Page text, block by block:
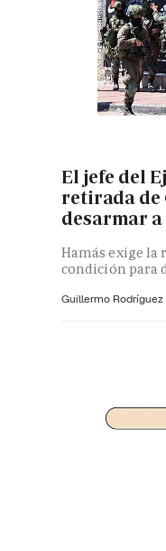
El jefe del
retirada de
desarmar a
Hamás exige
condición para
Guillermo Rodríguez